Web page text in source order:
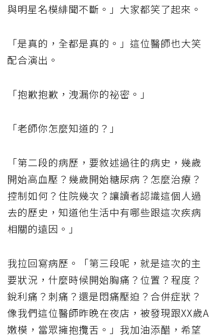
與明星名模緋聞不斷。」大家都笑了起來。
「是真的，全都是真的。」這位醫師也大笑
配合演出。
「抱歉抱歉，洩漏你的祕密。」
「老師你怎麼知道的？」
「第二段的病歷，要敘述過往的病史，幾歲
開始高血壓？幾歲開始糖尿病？怎麼治療？
控制如何？住院幾次？讓讀者認識這個人過
去的歷史，知道他生活中有哪些跟這次疾病
相關的遠因。」
我拉回寫病歷。「第三段呢，就是這次的主
要狀況，什麼時候開始胸痛？位置？程度？
銳利痛？刺痛？還是悶痛壓迫？合併症狀？
像我們這位醫師昨晚在夜店，被發現跟XX歲A
嫩模，當眾擁抱攬舌。」我加油添醋，希望